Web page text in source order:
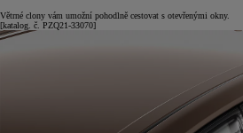
Větrné clony vám umožní pohodlně cestovat s otevřenými okny.
[katalog. č. PZQ21-33070]